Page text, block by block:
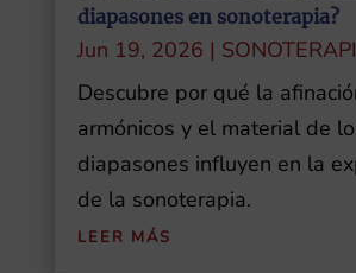
diapasones en sonoterapia?
Jun 19, 2026 |
Descubre por qué la
armónicos y el material de
diapasones influyen en la
de la sonoterapia.
LEER MÁS